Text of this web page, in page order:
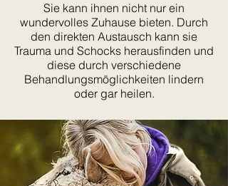
Sie kann ihnen nicht nur ein
wundervolles Zuhause bieten. Durch
den direkten Austausch kann sie
Trauma und Schocks herausfinden und
diese durch verschiedene
Behandlungsmöglichkeiten lindern
oder gar heilen.